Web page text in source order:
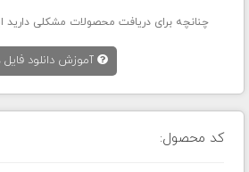
چنانچه برای دریافت محصولات مشکلی دارید
آموزش دانلود فایل
کد محصول: